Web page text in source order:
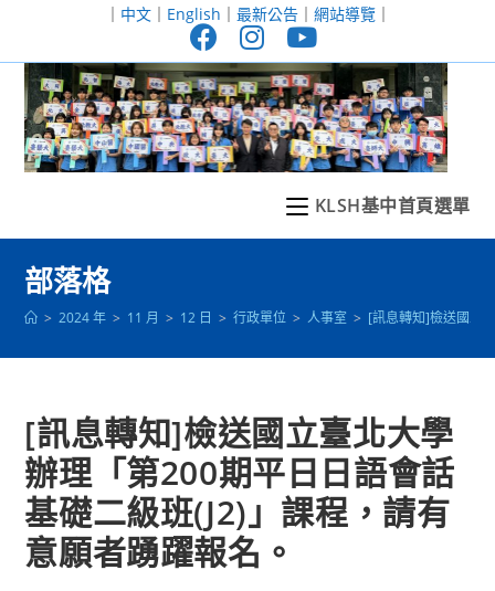
至
｜ 中文｜ English ｜ 最新公告｜ 網站導覽｜
KLSH基中首頁選單
部落格
> 2024 年 > 11 月 > 12 日 > 行政單位 > 人事室 > [訊息轉知]檢送國立
[訊息轉知]檢送國立臺北大學
辦理「第200期平日日語會話
基礎二級班(J2)」課程，請有
意願者踴躍報名。